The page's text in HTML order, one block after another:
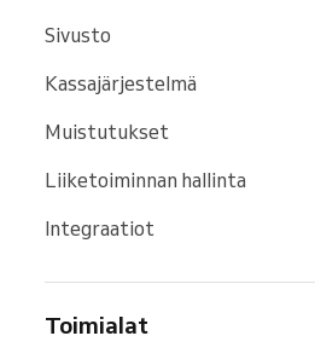
Sivusto
Kassajärjestelmä
Muistutukset
Liiketoiminnan hallinta
Integraatiot
Toimialat